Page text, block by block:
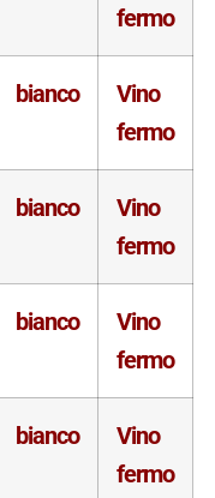
fermo
bianco
Vino
fermo
bianco
Vino
fermo
bianco
Vino
fermo
bianco
Vino
fermo